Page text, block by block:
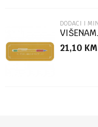
DODACI I
21,10 KM